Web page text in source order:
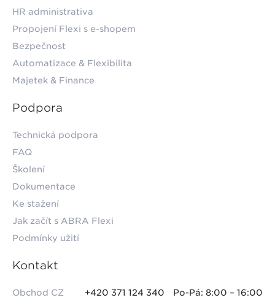
HR administrativa
Propojení Flexi s e-shopem
Bezpečnost
Automatizace & Flexibilita
Majetek & Finance
Podpora
Technická podpora
FAQ
Školení
Dokumentace
Ke stažení
Jak začít s ABRA Flexi
Podmínky užití
Kontakt
Obchod CZ +420 371 124 340 Po-Pá: 8:00 – 16:00